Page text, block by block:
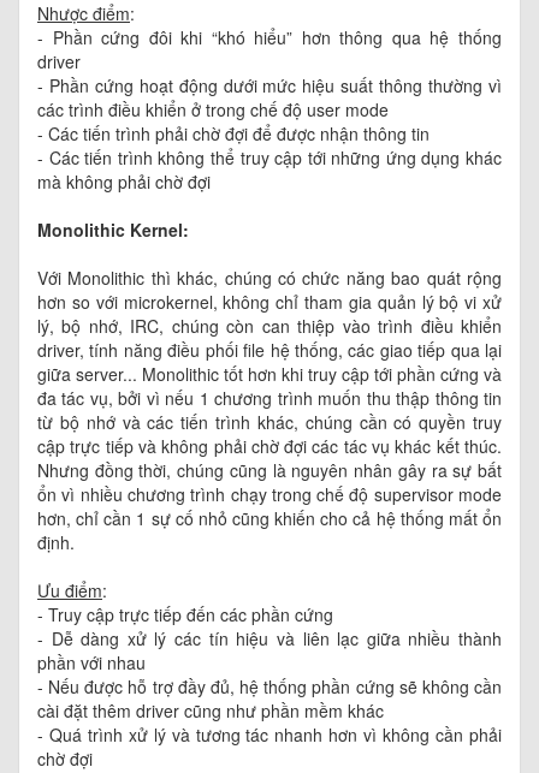
Nhược điểm:
- Phần cứng đôi khi “khó hiểu” hơn thông qua hệ thống
driver
- Phần cứng hoạt động dưới mức hiệu suất thông thường vì
các trình điều khiển ở trong chế độ user mode
- Các tiến trình phải chờ đợi để được nhận thông tin
- Các tiến trình không thể truy cập tới những ứng dụng khác
mà không phải chờ đợi
Monolithic Kernel:
Với Monolithic thì khác, chúng có chức năng bao quát rộng
hơn so với microkernel, không chỉ tham gia quản lý bộ vi xử
lý, bộ nhớ, IRC, chúng còn can thiệp vào trình điều khiển
driver, tính năng điều phối file hệ thống, các giao tiếp qua lại
giữa server... Monolithic tốt hơn khi truy cập tới phần cứng và
đa tác vụ, bởi vì nếu 1 chương trình muốn thu thập thông tin
từ bộ nhớ và các tiến trình khác, chúng cần có quyền truy
cập trực tiếp và không phải chờ đợi các tác vụ khác kết thúc.
Nhưng đồng thời, chúng cũng là nguyên nhân gây ra sự bất
ổn vì nhiều chương trình chạy trong chế độ supervisor mode
hơn, chỉ cần 1 sự cố nhỏ cũng khiến cho cả hệ thống mất ổn
định.
Ưu điểm:
- Truy cập trực tiếp đến các phần cứng
- Dễ dàng xử lý các tín hiệu và liên lạc giữa nhiều thành
phần với nhau
- Nếu được hỗ trợ đầy đủ, hệ thống phần cứng sẽ không cần
cài đặt thêm driver cũng như phần mềm khác
- Quá trình xử lý và tương tác nhanh hơn vì không cần phải
chờ đợi